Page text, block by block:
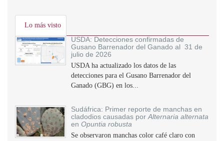
Lo más visto
USDA: Detecciones confirmadas de
Gusano Barrenador del Ganado al 31 de
julio de 2026
USDA ha actualizado los datos de las
detecciones para el Gusano Barrenador del
Ganado (GBG) en los...
Sudáfrica: Primer reporte de manchas en
cladodios causadas por Alternaria alternata
en Opuntia robusta
Se observaron manchas color café claro con